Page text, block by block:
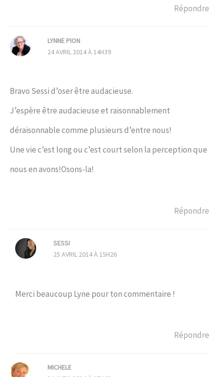
Répondre
LYNNE PION
24 AVRIL 2014 À 14H39
Bravo Sessi d’oser être audacieuse.
J’espère être audacieuse et raisonnablement
déraisonnable comme plusieurs d’entre nous!
Une vie c’est long ou c’est court selon la perception que
nous en avons!Osons-la!
Répondre
SESSI
25 AVRIL 2014 À 15H26
Merci beaucoup Lyne pour ton commentaire !
Répondre
MICHELE